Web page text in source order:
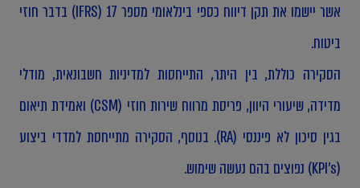
אשר יישמו את תקן דיווח כספי בינלאומי מספר 17 (IFRS) בדבר חוזי
ביטוח.
הסקירה כוללת, בין היתר, התייחסות למדיניות חשבונאית, מודלי
מדידה, שיעורי היוון, פריסת מרווח שירות חוזי (CSM) ואמידת תיאום
בגין סיכון לא פיננסי (RA). בנוסף, הסקירה מתייחסת למדדי ביצוע
(KPI's) נפוצים בהם נעשה שימוש.